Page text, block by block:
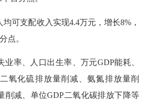
支配收入实现4.4万元，增长8%，
点。
、人口出生率、万元GDP能耗、
氧化硫排放量削减、氨氮排放量削
削减、单位GDP二氧化碳排放下降等